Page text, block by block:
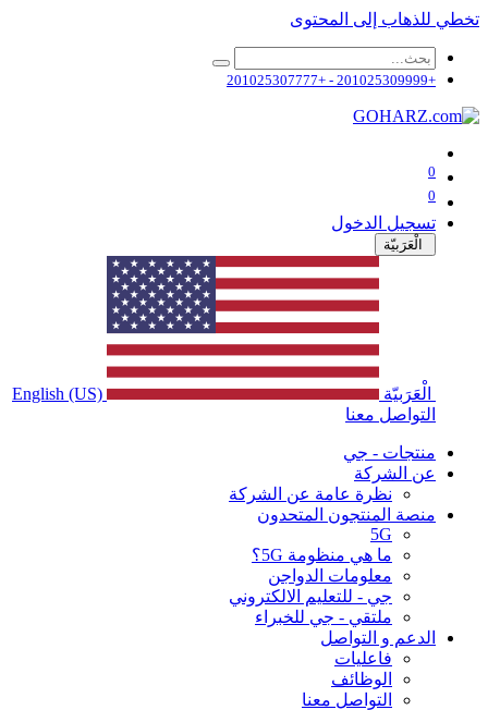
تخطي للذهاب إلى المحتوى
+201025309999 - +201025307777
0
0
تسجيل الدخول
الْعَرَبيّة
الْعَرَبيّة
English (US)
التواصل معنا
منتجات - جي
عن الشركة
نظرة عامة عن الشركة
منصة المنتجون المتحدون
5G
ما هي منظومة 5G؟
معلومات الدواجن
جي - للتعليم الالكتروني
ملتقي - جي للخبراء
الدعم و التواصل
فاعليات
الوظائف
التواصل معنا